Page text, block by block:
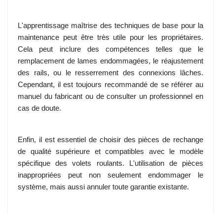
L'apprentissage maîtrise des techniques de base pour la
maintenance peut être très utile pour les propriétaires.
Cela peut inclure des compétences telles que le
remplacement de lames endommagées, le réajustement
des rails, ou le resserrement des connexions lâches.
Cependant, il est toujours recommandé de se référer au
manuel du fabricant ou de consulter un professionnel en
cas de doute.
Enfin, il est essentiel de choisir des pièces de rechange
de qualité supérieure et compatibles avec le modèle
spécifique des volets roulants. L'utilisation de pièces
inappropriées peut non seulement endommager le
système, mais aussi annuler toute garantie existante.